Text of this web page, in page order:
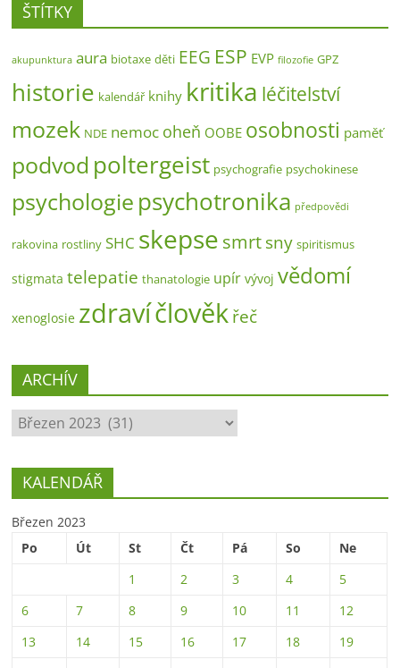
ŠTÍTKY
akupunktura aura biotaxe děti EEG ESP EVP filozofie GPZ
historie kalendář knihy kritika léčitelství
mozek NDE nemoc oheň OOBE osobnosti paměť
podvod poltergeist psychografie psychokinese
psychologie psychotronika předpovědi
rakovina rostliny SHC skepse smrtsny spiritismus
stigmata telepatie thanatologie upír vývoj vědomí
xenoglosie zdravíčlověkřeč
ARCHÍV
ARCHÍV
KALENDÁŘ
Březen 2023
Po
Út St Čt Pá So
Ne
1
2 3 4
5
6
7 8 9 10 11
12
13
14 15 16 17 18
19